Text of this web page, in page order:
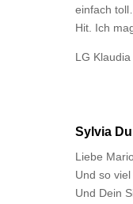
einfach
Hit. Ich
LG Klaudia
Sylvia
Liebe
Und so
Und Dein